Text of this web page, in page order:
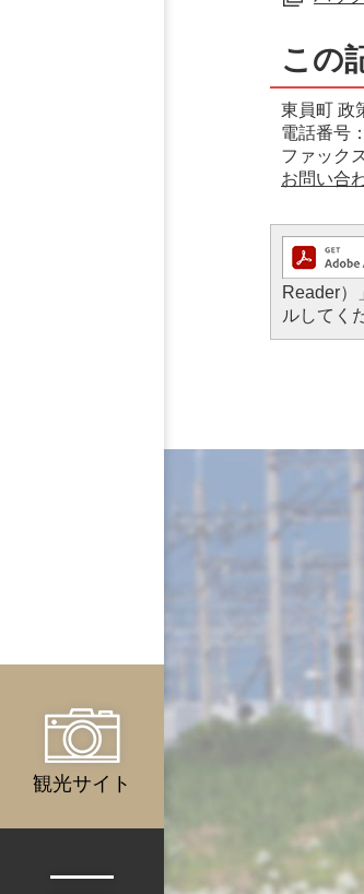
観光サイト
この
東員町 政
電話番号
ファック
お問い合
Reader）
ルしてく